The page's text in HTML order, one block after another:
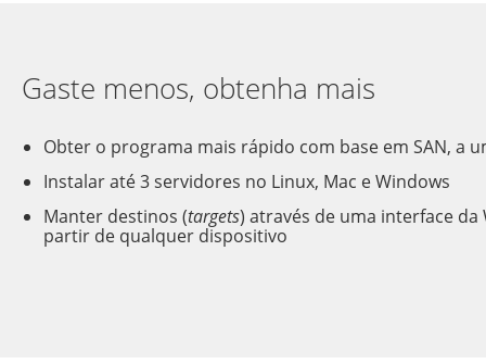
Gaste menos, obtenha mais
Obter o programa mais rápido com base em SAN, a
Instalar até 3 servidores no Linux, Mac e Windows
Manter destinos (targets) através de uma interface da
partir de qualquer dispositivo